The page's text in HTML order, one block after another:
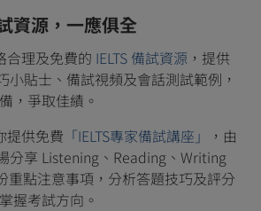
資源，一應俱全
合理及免費的 IELTS 備試資源 ，提供
小貼士、備試視頻及會話測試範例，
，爭取佳績。
提供免費 「IELTS專家備試講座」
，由
分享 Listening、Reading、Writing
重點注意事項，分析答題技巧及評分
握考試方向。